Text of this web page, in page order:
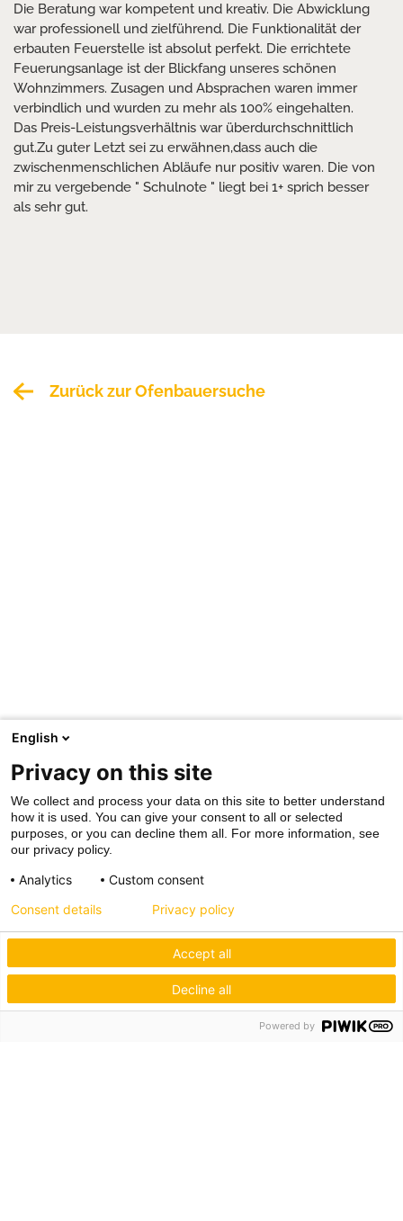
Die Beratung war kompetent und kreativ. Die Abwicklung
war professionell und zielführend. Die Funktionalität der
erbauten Feuerstelle ist absolut perfekt. Die errichtete
Feuerungsanlage ist der Blickfang unseres schönen
Wohnzimmers. Zusagen und Absprachen waren immer
verbindlich und wurden zu mehr als 100% eingehalten.
Das Preis-Leistungsverhältnis war überdurchschnittlich
gut.Zu guter Letzt sei zu erwähnen,dass auch die
zwischenmenschlichen Abläufe nur positiv waren. Die von
mir zu vergebende " Schulnote " liegt bei 1+ sprich besser
als sehr gut.
Zurück zur Ofenbauersuche
English
Privacy on this site
We collect and process your data on this site to better understand
how it is used. You can give your consent to all or selected
purposes, or you can decline them all. For more information, see
our privacy policy.
Analytics Custom consent
Accept all
Decline all
Consent details Privacy policy
Powered by